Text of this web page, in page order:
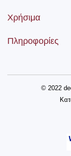
Χρήσιμα
Πληροφορίες
© 2022